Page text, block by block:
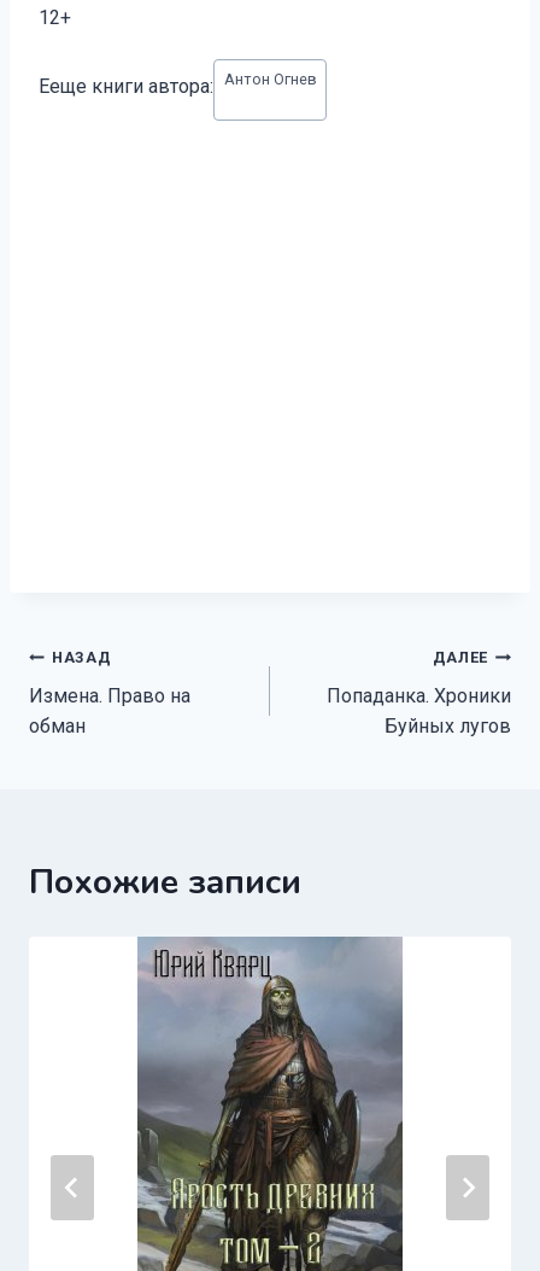
12+
записи:
Ееще книги автора: Антон Огнев
Навигация
по
НАЗАД
Измена. Право на
обман
ДАЛЕЕ
Попаданка. Хроники
Буйных лугов
Похожие записи